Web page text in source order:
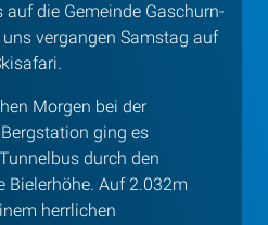
auf die Gemeinde Gaschurn-
vergangen Samstag auf
Morgen bei der
ging es
durch den
Bielerhöhe. Auf 2.032m
herrlichen